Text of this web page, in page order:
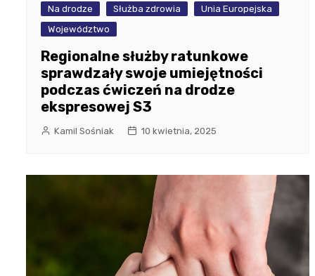
Na drodze
Służba zdrowia
Unia Europejska
Województwo
Regionalne służby ratunkowe
sprawdzały swoje umiejętności
podczas ćwiczeń na drodze
ekspresowej S3
Kamil Sośniak 10 kwietnia, 2025